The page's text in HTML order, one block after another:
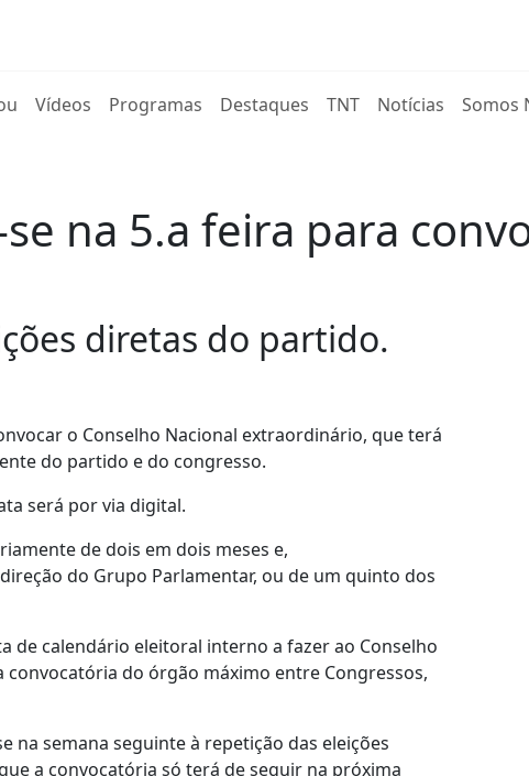
Vídeos Programas Destaques TNT Notícias Somos
na 5.a feira para
diretas do partido.
o Conselho Nacional extraordinário, que terá
do partido e do congresso.
será por via digital.
de dois em dois meses e,
do Grupo Parlamentar, ou de um quinto dos
de calendário eleitoral interno a fazer ao Conselho
do órgão máximo entre Congressos,
na semana seguinte à repetição das eleições
a convocatória só terá de seguir na próxima